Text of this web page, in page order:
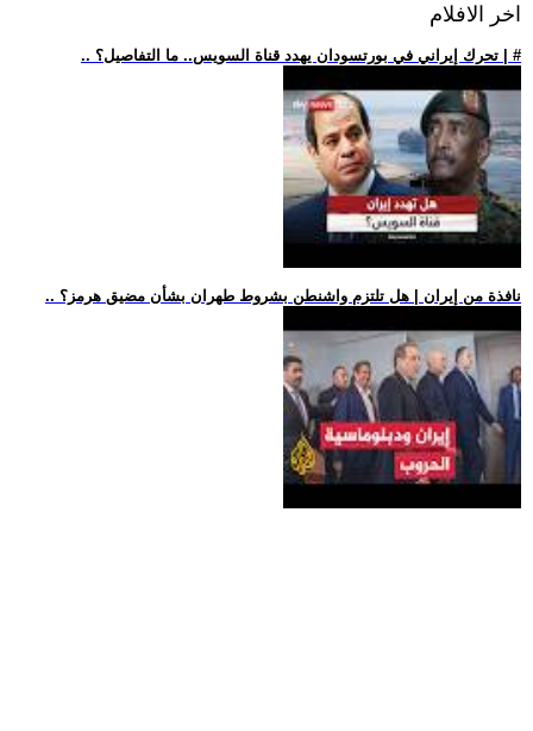
اخر الافلام
.. تحرك إيراني في بورتسودان يهدد قناة السويس.. ما التفاصيل؟ | #
.. نافذة من إيران | هل تلتزم واشنطن بشروط طهران بشأن مضيق هرمز؟